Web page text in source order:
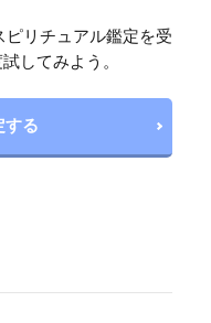
リチュアル鑑定を受
してみよう。
する